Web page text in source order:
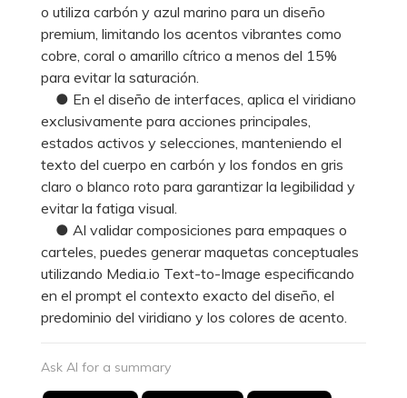
o utiliza carbón y azul marino para un diseño
premium, limitando los acentos vibrantes como
cobre, coral o amarillo cítrico a menos del 15%
para evitar la saturación.
● En el diseño de interfaces, aplica el viridiano
exclusivamente para acciones principales,
estados activos y selecciones, manteniendo el
texto del cuerpo en carbón y los fondos en gris
claro o blanco roto para garantizar la legibilidad y
evitar la fatiga visual.
● Al validar composiciones para empaques o
carteles, puedes generar maquetas conceptuales
utilizando Media.io Text-to-Image especificando
en el prompt el contexto exacto del diseño, el
predominio del viridiano y los colores de acento.
Ask AI for a summary